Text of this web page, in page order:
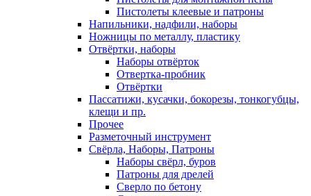
Пистолеты клеевые и патроны
Напильники, надфили, наборы
Ножницы по металлу, пластику
Отвёртки, наборы
Наборы отвёрток
Отвертка-пробник
Отвёртки
Пассатижи, кусачки, бокорезы, тонкогубцы,
клещи и пр.
Прочее
Разметочный инструмент
Свёрла, Наборы, Патроны
Наборы свёрл, буров
Патроны для дрелей
Сверло по бетону